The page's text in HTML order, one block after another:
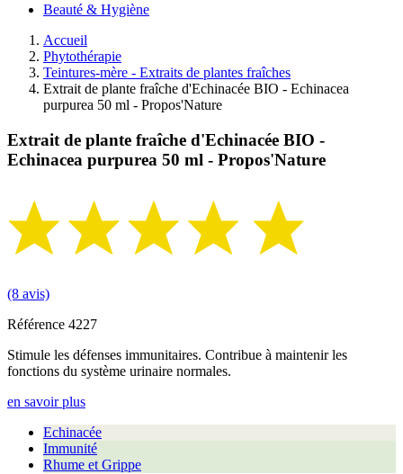
Beauté & Hygiène
Accueil
Phytothérapie
Teintures-mère - Extraits de plantes fraîches
Extrait de plante fraîche d'Echinacée BIO - Echinacea
purpurea 50 ml - Propos'Nature
Extrait de plante fraîche d'Echinacée BIO -
Echinacea purpurea 50 ml - Propos'Nature
(8 avis)
Référence 4227
Stimule les défenses immunitaires. Contribue à maintenir les
fonctions du système urinaire normales.
en savoir plus
Echinacée
Immunité
Rhume et Grippe